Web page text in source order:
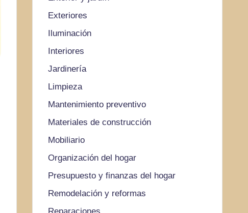
Exteriores
Iluminación
Interiores
Jardinería
Limpieza
Mantenimiento preventivo
Materiales de construcción
Mobiliario
Organización del hogar
Presupuesto y finanzas del hogar
Remodelación y reformas